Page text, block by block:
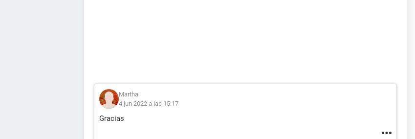
Martha
4 jun 2022 a las 15:17
Gracias